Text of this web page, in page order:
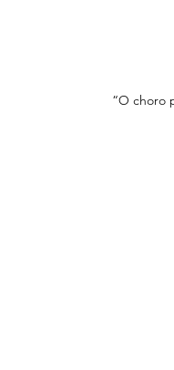
“O choro